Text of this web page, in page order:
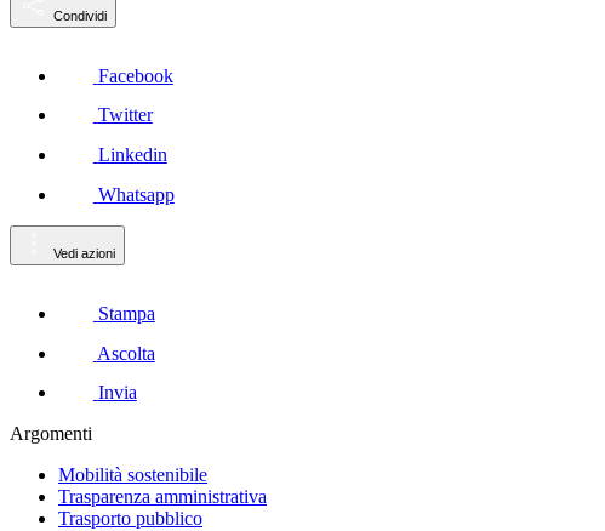
Condividi
Facebook
Twitter
Linkedin
Whatsapp
Vedi azioni
Stampa
Ascolta
Invia
Argomenti
Mobilità sostenibile
Trasparenza amministrativa
Trasporto pubblico